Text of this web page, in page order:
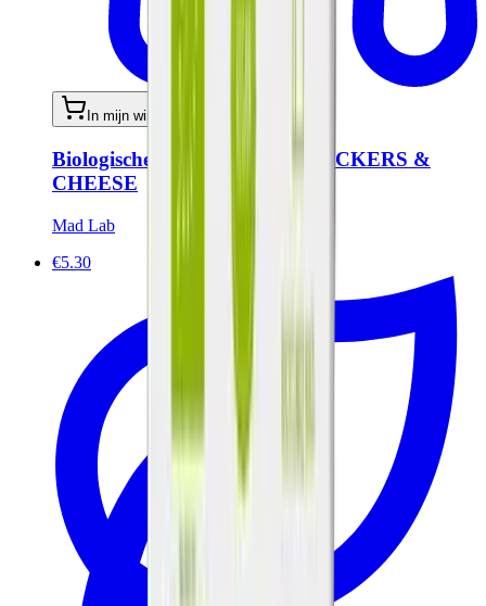
In mijn winkelwagen
Biologische kaascrackers - CRACKERS &
CHEESE
Mad Lab
€5.30